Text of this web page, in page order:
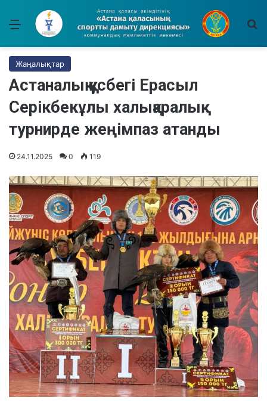
Мәзір
Жаңалықтар
Астаналық құсбегі Ерасыл
Серікбекұлы халықаралық
турнирде жеңімпаз атанды
24.11.2025 0 119